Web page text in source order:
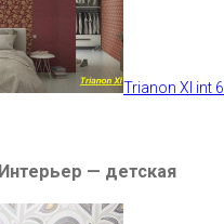
Trianon XI int 6
Интерьер — детская